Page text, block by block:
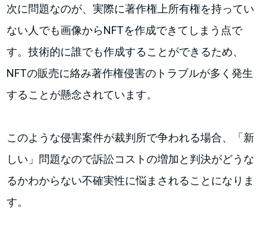
次に問題なのが、実際に著作権上所有権を持ってい
ない人でも画像からNFTを作成できてしまう点で
す。技術的に誰でも作成することができるため、
NFTの販売に絡み著作権侵害のトラブルが多く発生
することが懸念されています。
このような侵害案件が裁判所で争われる場合、「新
しい」問題なので訴訟コストの増加と判決がどうな
るかわからない不確実性に悩まされることになりま
す。